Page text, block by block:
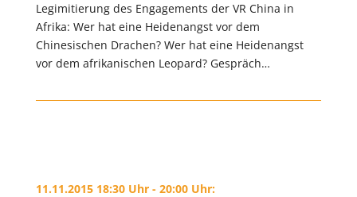
Legimitierung des Engagements der VR China in
Afrika: Wer hat eine Heidenangst vor dem
Chinesischen Drachen? Wer hat eine Heidenangst
vor dem afrikanischen Leopard? Gespräch…
11.11.2015 18:30 Uhr - 20:00 Uhr: